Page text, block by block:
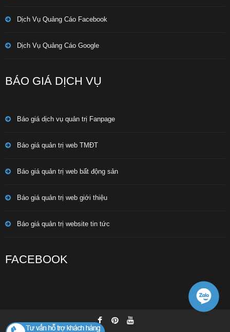
Dịch Vụ Quảng Cáo Facebook
Dịch Vụ Quảng Cáo Google
BÁO GIÁ DỊCH VỤ
Báo giá dịch vụ quản trị Fanpage
Báo giá quản trị web TMĐT
Báo giá quản trị web bất động sản
Báo giá quản trị web giới thiệu
Báo giá quản trị website tin tức
FACEBOOK